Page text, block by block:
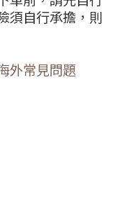
須自行承擔，則
外常見問題